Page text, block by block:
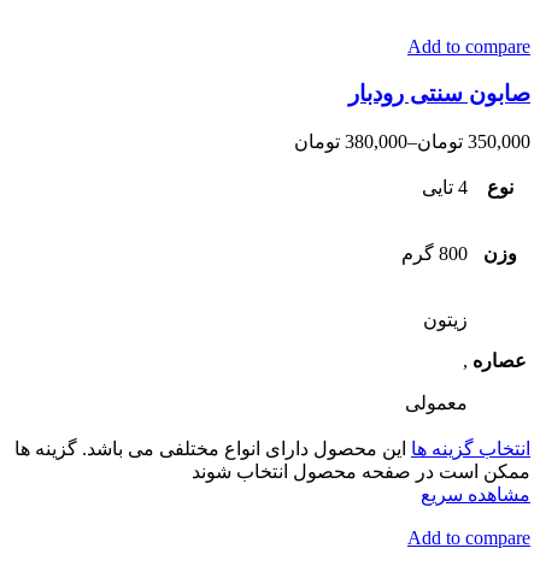
Add to compare
صابون سنتی رودبار
350,000 تومان–
380,000 تومان
نوع 4 تایی
وزن 800 گرم
عصاره
زیتون
,
معمولی
انتخاب گزینه ها این محصول دارای انواع مختلفی می باشد. گزینه ها
ممکن است در صفحه محصول انتخاب شوند
مشاهده سریع
Add to compare